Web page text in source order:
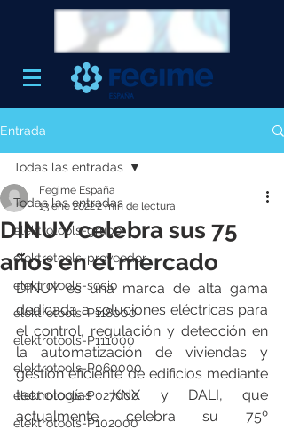
Entrada
Todas las entradas
elektrotools-grupo
elektrotools-proveedor
elektrotools-socio
elektrotools-P118000
elektrotools-P111000
elektrotools-P060000
elektrotools-P027000
elektrotools-P102000
Todas las entradas
DINUY celebra sus 75
años en el mercado
Fegime España
13 ene 20222 min de lectura
DINUY es una marca de alta gama
dedicada a soluciones eléctricas para
el control, regulación y detección en
la automatización de viviendas y
gestión eficiente de edificios mediante
tecnologías KNX y DALI, que
actualmente celebra su 75º